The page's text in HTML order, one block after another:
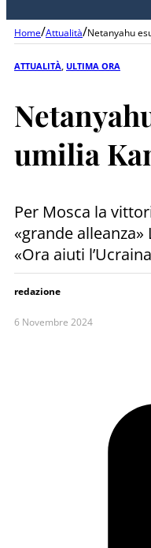
Home/Attualità/Netanyahu
ATTUALITÀ ULTIMA ORA
umilia
Per Mosca la
«grande
«Ora aiuti
redazione
6 Novembre 2024